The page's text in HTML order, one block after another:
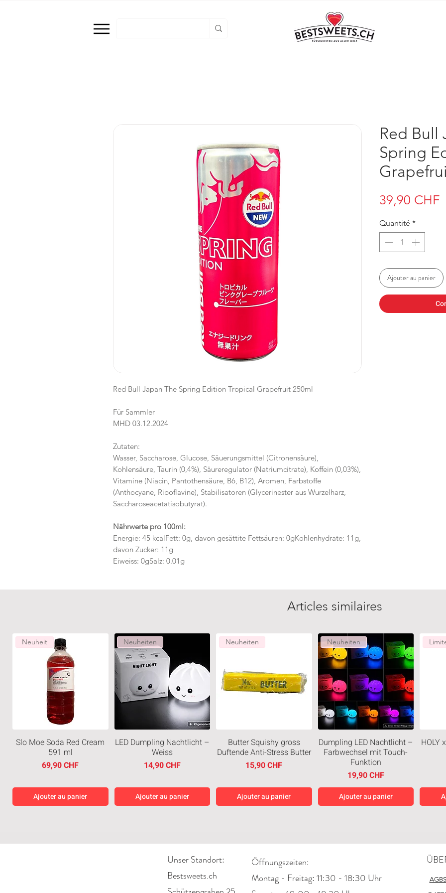
Red Bull Japan The Spring Edition Tropical Grapefruit 250ml
Für Sammler
MHD 03.12.2024
Zutaten:
Wasser, Saccharose, Glucose, Säuerungsmittel (Citronensäure),
Kohlensäure, Taurin (0,4%), Säureregulator (Natriumcitrate), Koffein (0,03%),
Vitamine (Niacin, Pantothensäure, B6, B12), Aromen, Farbstoffe
(Anthocyane, Riboflavine), Stabilisatoren (Glycerinester aus Wurzelharz,
Saccharoseacetatisobutyrat).
Nährwerte pro 100ml:
Energie: 45 kcalFett: 0g, davon gesättite Fettsäuren: 0gKohlenhydrate: 11g,
davon Zucker: 11g
Eiweiss: 0gSalz: 0.01g
Red Bull
Spring
39,90 CHF
Quantité *
Ajouter au panier
Articles similaires
Neuheit
Slo Moe Soda Red Cream
591 ml
Prix
69,90 CHF
Ajouter au panier
Neuheiten
LED Dumpling Nachtlicht –
Weiss
Prix
14,90 CHF
Ajouter au panier
Neuheiten
Butter Squishy gross
Duftende Anti-Stress Butter
Prix
15,90 CHF
Ajouter au panier
Neuheiten
Dumpling LED Nachtlicht –
Farbwechsel mit Touch-
Funktion
Prix
19,90 CHF
Ajouter au panier
HOLY
Unser Standort:
Bestsweets.ch
Öffnungszeiten:
Montag - Freitag: 11:30 - 18:30 Uhr
AGBS